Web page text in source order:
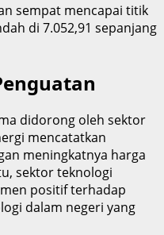
sempat mencapai titik
di 7.052,91 sepanjang
didorong oleh sektor
mencatatkan
meningkatnya harga
sektor teknologi
positif terhadap
dalam negeri yang